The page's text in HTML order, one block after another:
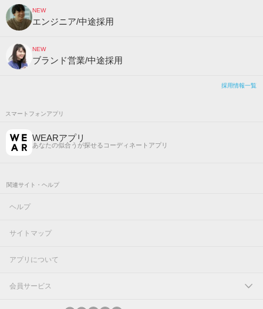
NEW
エンジニア/中途採用
NEW
ブランド営業/中途採用
採用情報一覧
スマートフォンアプリ
WEARアプリ
あなたの似合うが探せるコーディネートアプリ
関連サイト・ヘルプ
ヘルプ
サイトマップ
アプリについて
会員サービス